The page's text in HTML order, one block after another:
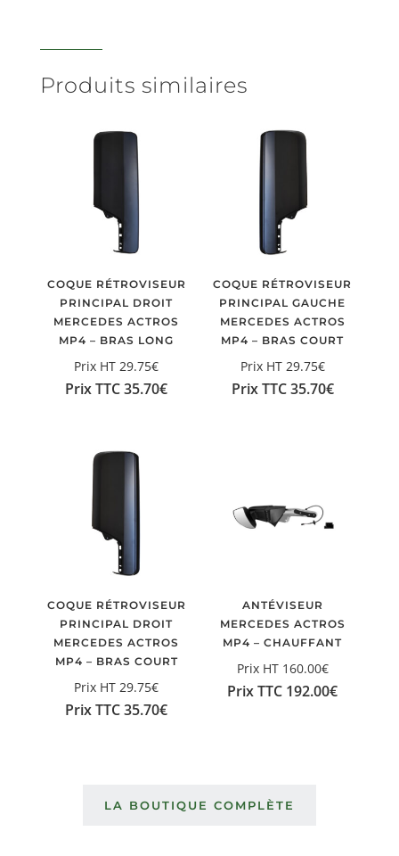
Produits similaires
COQUE RÉTROVISEUR
PRINCIPAL DROIT
MERCEDES ACTROS
MP4 – BRAS LONG
Prix HT29.75€
Prix TTC35.70€
COQUE RÉTROVISEUR
PRINCIPAL GAUCHE
MERCEDES ACTROS
MP4 – BRAS COURT
Prix HT 29.75€
Prix TTC35.70€
COQUE RÉTROVISEUR
PRINCIPAL DROIT
MERCEDES ACTROS
MP4 – BRAS COURT
Prix HT29.75€
Prix TTC35.70€
ANTÉVISEUR
MERCEDES ACTROS
MP4 – CHAUFFANT
Prix HT 160.00€
Prix TTC 192.00€
LA BOUTIQUE COMPLÈTE